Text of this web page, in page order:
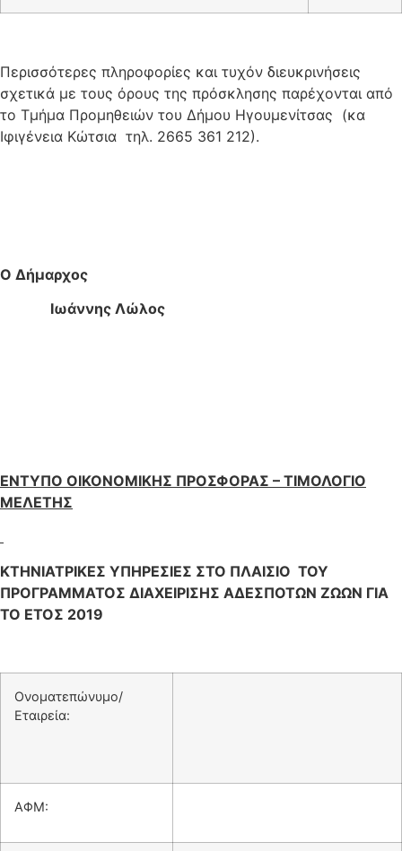
Περισσότερες πληροφορίες και τυχόν διευκρινήσεις
σχετικά με τους όρους της πρόσκλησης παρέχονται από
το Τμήμα Προμηθειών του Δήμου Ηγουμενίτσας (κα
Ιφιγένεια Κώτσια τηλ. 2665 361 212).
Ο Δήμαρχος
Ιωάννης Λώλος
ΕΝΤΥΠΟ ΟΙΚΟΝΟΜΙΚΗΣ ΠΡΟΣΦΟΡΑΣ – ΤΙΜΟΛΟΓΙΟ
ΜΕΛΕΤΗΣ
ΚΤΗΝΙΑΤΡΙΚΕΣ ΥΠΗΡΕΣΙΕΣ ΣΤΟ ΠΛΑΙΣΙΟ ΤΟΥ
ΠΡΟΓΡΑΜΜΑΤΟΣ ΔΙΑΧΕΙΡΙΣΗΣ ΑΔΕΣΠΟΤΩΝ ΖΩΩΝ ΓΙΑ
ΤΟ ΕΤΟΣ 2019
Ονοματεπώνυμο/
Εταιρεία:
ΑΦΜ: